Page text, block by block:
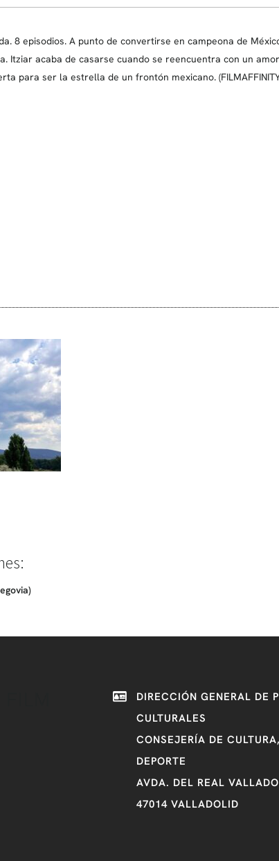
8 episodios. A punto de convertirse en campeona de
Itziar acaba de casarse cuando se reencuentra con un
para ser la estrella de un frontón mexicano.
DIRECCIÓN GENERAL DE
CULTURALES
CONSEJERÍA DE
DEPORTE
AVDA. DEL REAL
47014 VALLADOLID